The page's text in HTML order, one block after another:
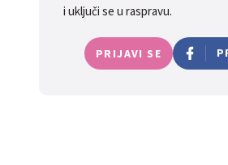
i uključi se u raspravu.
PRIJAVI SE